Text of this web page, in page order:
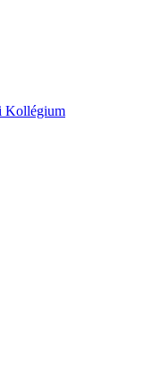
Kollégium